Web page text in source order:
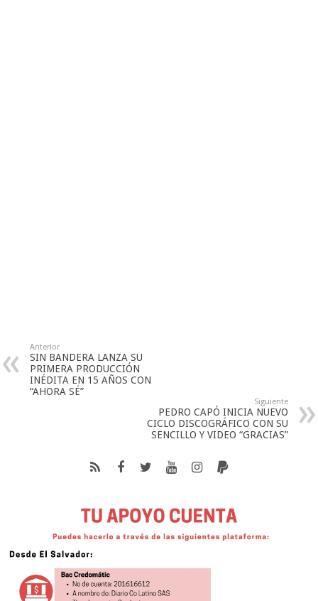
Anterior
SIN BANDERA LANZA SU
PRIMERA PRODUCCIÓN
INÉDITA EN 15 AÑOS CON
“AHORA SÉ”
Siguiente
PEDRO CAPÓ INICIA NUEVO
CICLO DISCOGRÁFICO CON SU
SENCILLO Y VIDEO “GRACIAS”